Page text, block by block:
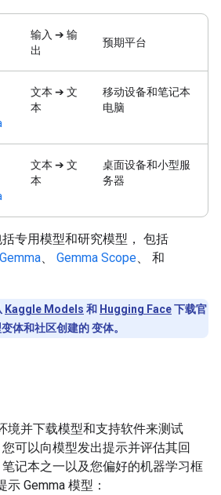
输入 ➔ 输
出
预期平台
文本 ➔ 文
本
移动设备和笔记本
电脑
文本 ➔ 文
本
桌面设备和小型服
务器
专用模型和研究模型， 包括
、 Gemma Scope、 和
Kaggle Models 和 Hugging Face下载官
体和社区创建的 变体。
境并下载模型和支持软件来测试
可以向模型发出提示并评估其回
记本之一以及您偏好的机器学习框
Gemma 模型：